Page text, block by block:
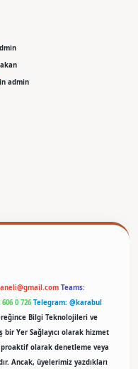
admin
Teams:
0 726 Telegram: @karabul
Bilgi Teknolojileri ve
bir Yer Sağlayıcı olarak hizmet
olarak denetleme veya
Ancak, üyelerimiz yazdıkları